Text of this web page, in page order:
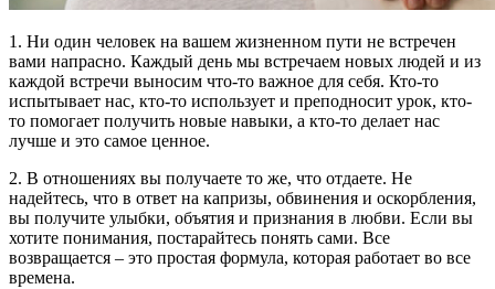
1. Ни один человек на вашем жизненном пути не встречен
вами напрасно. Каждый день мы встречаем новых людей и из
каждой встречи выносим что-то важное для себя. Кто-то
испытывает нас, кто-то использует и преподносит урок, кто-
то помогает получить новые навыки, а кто-то делает нас
лучше и это самое ценное.
2. В отношениях вы получаете то же, что отдаете. Не
надейтесь, что в ответ на капризы, обвинения и оскорбления,
вы получите улыбки, объятия и признания в любви. Если вы
хотите понимания, постарайтесь понять сами. Все
возвращается – это простая формула, которая работает во все
времена.